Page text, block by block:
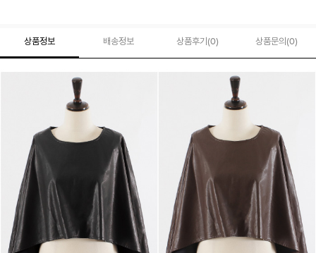
상품정보 배송정보 상품후기(0) 상품문의 (0)